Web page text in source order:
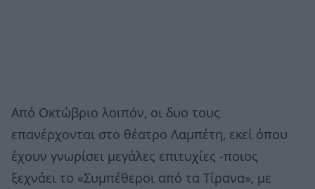
Από Οκτώβριο λοιπόν, οι δυο τους
επανέρχονται στο θέατρο Λαμπέτη, εκεί όπου
έχουν γνωρίσει μεγάλες επιτυχίες -ποιος
ξεχνάει το «Συμπέθεροι από τα Τίρανα», με